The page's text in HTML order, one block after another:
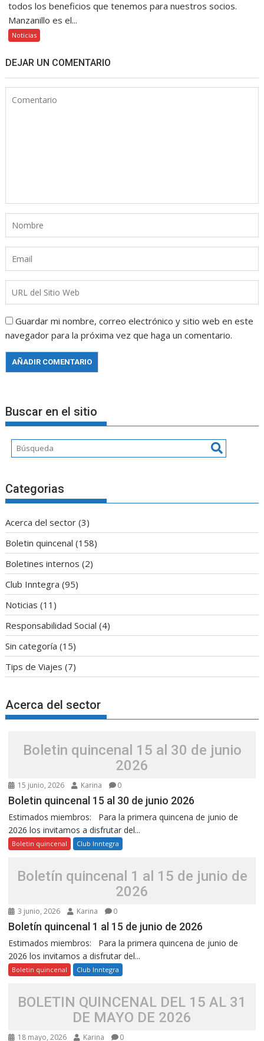
todos los beneficios que tenemos para nuestros socios.
Manzanillo es el...
Noticias
DEJAR UN COMENTARIO
Guardar mi nombre, correo electrónico y sitio web en este
navegador para la próxima vez que haga un comentario.
Buscar en el sitio
Categorias
Acerca del sector (3)
Boletin quincenal (158)
Boletines internos (2)
Club Inntegra (95)
Noticias (11)
Responsabilidad Social (4)
Sin categoría (15)
Tips de Viajes (7)
Acerca del sector
Boletin quincenal 15 al 30 de junio
2026
15 junio, 2026 Karina 0
Boletin quincenal 15 al 30 de junio 2026
Estimados miembros: Para la primera quincena de junio de
2026 los invitamos a disfrutar del...
Boletin quincenal Club Inntegra
Boletín quincenal 1 al 15 de junio de
2026
3 junio, 2026 Karina 0
Boletín quincenal 1 al 15 de junio de 2026
Estimados miembros: Para la primera quincena de junio de
2026 los invitamos a disfrutar del...
Boletin quincenal Club Inntegra
BOLETIN QUINCENAL DEL 15 AL 31
DE MAYO DE 2026
18 mayo, 2026 Karina 0